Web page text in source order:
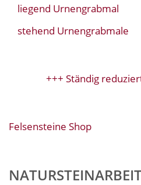
liegend Urnengrabmal
stehend Urnengrabmale
+++ Ständig
Felsensteine Shop